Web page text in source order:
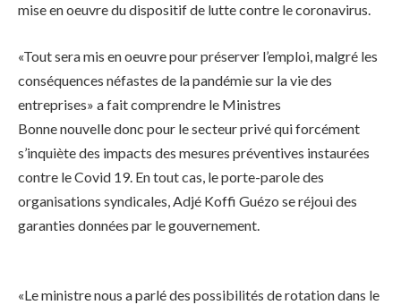
mise en oeuvre du dispositif de lutte contre le coronavirus.
«Tout sera mis en oeuvre pour préserver l’emploi, malgré les
conséquences néfastes de la pandémie sur la vie des
entreprises» a fait comprendre le Ministres
Bonne nouvelle donc pour le secteur privé qui forcément
s’inquiète des impacts des mesures préventives instaurées
contre le Covid 19. En tout cas, le porte-parole des
organisations syndicales, Adjé Koffi Guézo se réjoui des
garanties données par le gouvernement.
«Le ministre nous a parlé des possibilités de rotation dans le